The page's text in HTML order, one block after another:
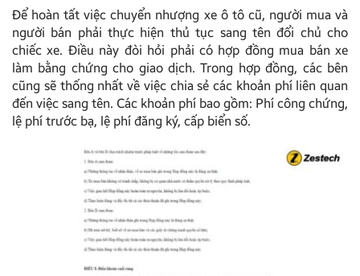
Để hoàn tất việc chuyển nhượng xe ô tô cũ, người mua và
người bán phải thực hiện thủ tục sang tên đổi chủ cho
chiếc xe. Điều này đòi hỏi phải có hợp đồng mua bán xe
làm bằng chứng cho giao dịch. Trong hợp đồng, các bên
cũng sẽ thống nhất về việc chia sẻ các khoản phí liên quan
đến việc sang tên. Các khoản phí bao gồm: Phí công chứng,
lệ phí trước bạ, lệ phí đăng ký, cấp biển số.